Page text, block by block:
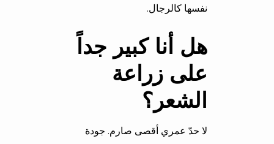
نفسها كالرجال.
هل أنا كبير جداً
على زراعة
الشعر؟
لا حدّ عمري أقصى صارم. جودة